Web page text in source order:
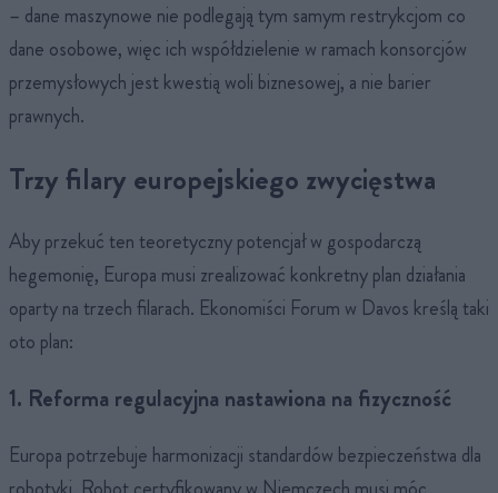
– dane maszynowe nie podlegają tym samym restrykcjom co
dane osobowe, więc ich współdzielenie w ramach konsorcjów
przemysłowych jest kwestią woli biznesowej, a nie barier
prawnych.
Trzy filary europejskiego zwycięstwa
Aby przekuć ten teoretyczny potencjał w gospodarczą
hegemonię, Europa musi zrealizować konkretny plan działania
oparty na trzech filarach. Ekonomiści Forum w Davos kreślą taki
oto plan:
1. Reforma regulacyjna nastawiona na fizyczność
Europa potrzebuje harmonizacji standardów bezpieczeństwa dla